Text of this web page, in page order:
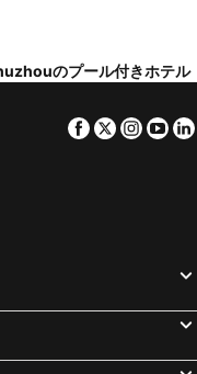
のプール付きホテル
Facebook
Twitter